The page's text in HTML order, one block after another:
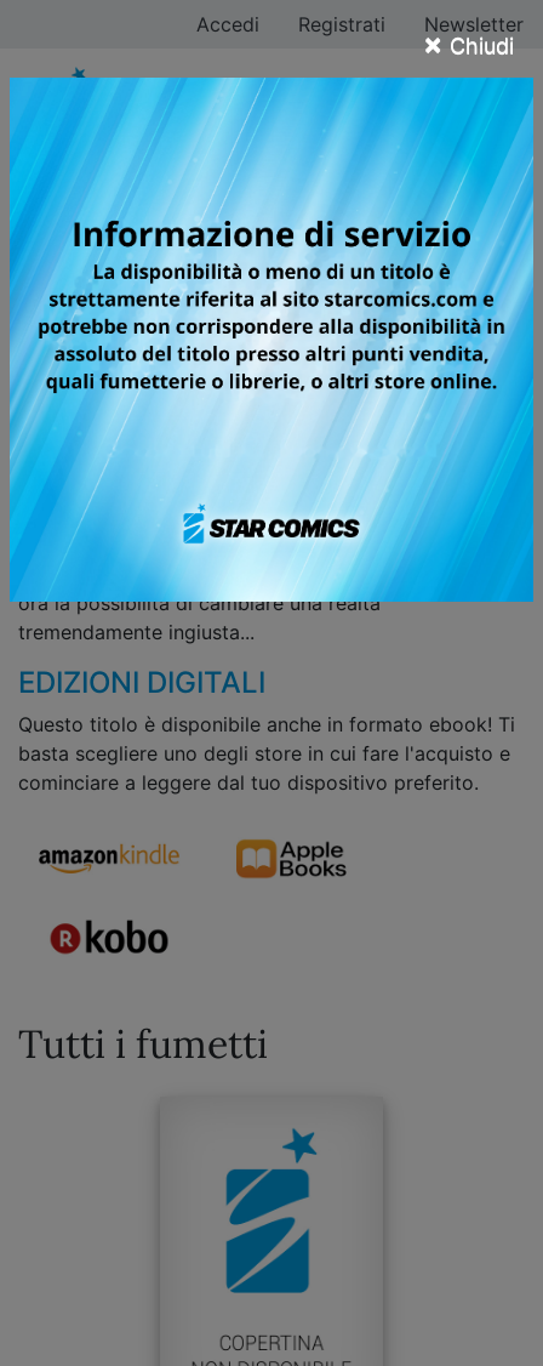
× Chiudi
Accedi Registrati Newsletter
GACHIAKUTA
PREPARATEVI AL NUOVO GRANDE
SUCCESSO MANGA!
In una baraccopoli abitata da discendenti di
fuorilegge, il giovane Rudo racimola qualche soldo
raccogliendo spazzatura tra continue discriminazioni.
Un giorno, accusato di un crimine che non ha
commesso, viene gettato in un luogo temuto da tutti: il
Baratro. Laggiù, Rudo conoscerà il “ripulitore” Enjin,
comincerà a intravedere la verità sul mondo e a
manifestare la capacità di estrarre uno strano potere
dagli oggetti dopo aver dato loro vita. Il ragazzo ha
ora la possibilità di cambiare una realtà
tremendamente ingiusta...
EDIZIONI DIGITALI
Questo titolo è disponibile anche in formato ebook! Ti
basta scegliere uno degli store in cui fare l'acquisto e
cominciare a leggere dal tuo dispositivo preferito.
Tutti i fumetti